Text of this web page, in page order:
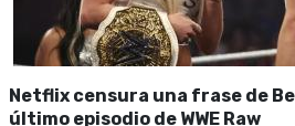
Netflix censura una frase de
último episodio de WWE Raw